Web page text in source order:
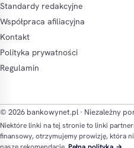
Standardy redakcyjne
Współpraca afiliacyjna
Kontakt
Polityka prywatności
Regulamin
© 2026 bankowynet.pl · Niezależny
Niektóre linki na tej stronie to linki
finansowy, otrzymujemy prowizję, która